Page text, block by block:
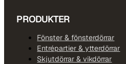
PRODUKTER
Fönster & fönsterdörrar
Entrépartier & ytterdörrar
Skjutdörrar & vikdörrar